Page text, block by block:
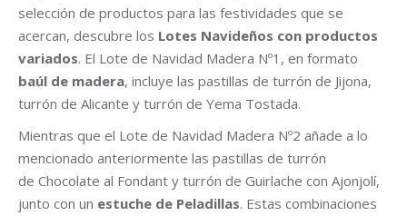
selección de productos para las festividades que se
acercan, descubre los Lotes Navideños con productos
variados. El Lote de Navidad Madera Nº1 , en formato
baúl de madera, incluye las pastillas de turrón de Jijona,
turrón de Alicante y turrón de Yema Tostada.
Mientras que el Lote de Navidad Madera Nº2 añade a lo
mencionado anteriormente las pastillas de turrón
de Chocolate al Fondant y turrón de Guirlache con Ajonjolí,
junto con un estuche de Peladillas. Estas combinaciones